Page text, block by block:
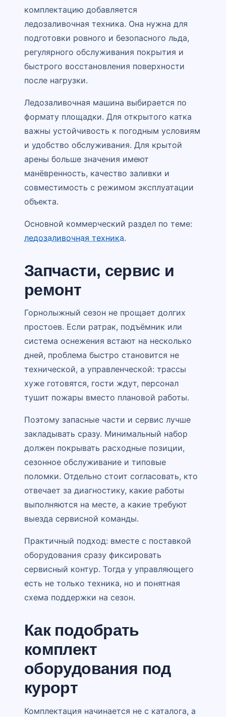
комплектацию добавляется
ледозаливочная техника. Она нужна для
подготовки ровного и безопасного льда,
регулярного обслуживания покрытия и
быстрого восстановления поверхности
после нагрузки.
Ледозаливочная машина выбирается по
формату площадки. Для открытого катка
важны устойчивость к погодным условиям
и удобство обслуживания. Для крытой
арены больше значения имеют
манёвренность, качество заливки и
совместимость с режимом эксплуатации
объекта.
Основной коммерческий раздел по теме:
ледозаливочная техника.
Запчасти, сервис и
ремонт
Горнолыжный сезон не прощает долгих
простоев. Если ратрак, подъёмник или
система оснежения встают на несколько
дней, проблема быстро становится не
технической, а управленческой: трассы
хуже готовятся, гости ждут, персонал
тушит пожары вместо плановой работы.
Поэтому запасные части и сервис лучше
закладывать сразу. Минимальный набор
должен покрывать расходные позиции,
сезонное обслуживание и типовые
поломки. Отдельно стоит согласовать, кто
отвечает за диагностику, какие работы
выполняются на месте, а какие требуют
выезда сервисной команды.
Практичный подход: вместе с поставкой
оборудования сразу фиксировать
сервисный контур. Тогда у управляющего
есть не только техника, но и понятная
схема поддержки на сезон.
Как подобрать
комплект
оборудования под
курорт
Комплектация начинается не с каталога, а